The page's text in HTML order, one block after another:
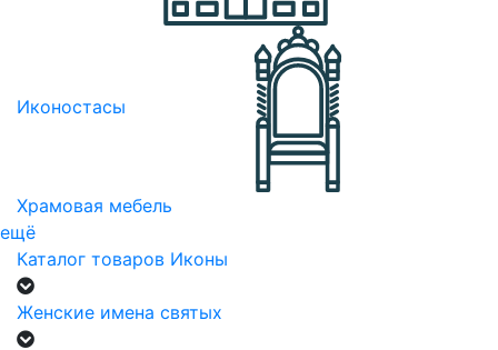
Иконостасы
Храмовая мебель
ещё
Каталог товаров Иконы
Женские имена святых